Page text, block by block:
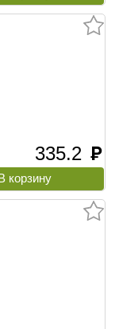
335.2 руб